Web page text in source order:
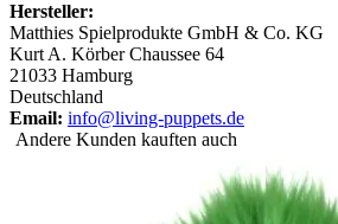
Hersteller:
Matthies Spielprodukte GmbH & Co. KG
Kurt A. Körber Chaussee 64
21033 Hamburg
Deutschland
Email: info@living-puppets.de
Andere Kunden kauften auch